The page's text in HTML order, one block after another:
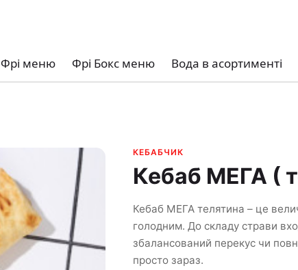
Фрі меню Фрі Бокс меню Вода в асортименті
КЕБАБЧИК
Кебаб МЕГА (
Кебаб МЕГА телятина – це
голодним. До складу страви
збалансований перекус чи
просто зараз.